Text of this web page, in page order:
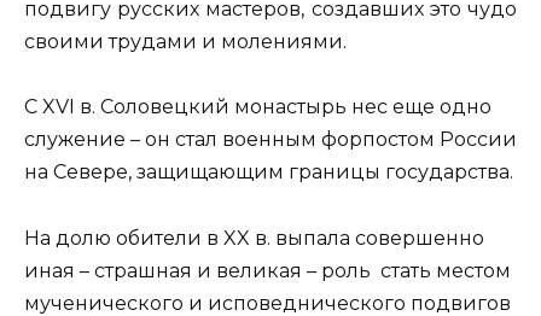
подвигу русских мастеров, создавших это чудо
своими трудами и молениями.
С XVI в. Соловецкий монастырь нес еще одно
служение – он стал военным форпостом России
на Севере, защищающим границы государства.
На долю обители в XX в. выпала совершенно
иная – страшная и великая – роль стать местом
мученического и исповеднического подвигов